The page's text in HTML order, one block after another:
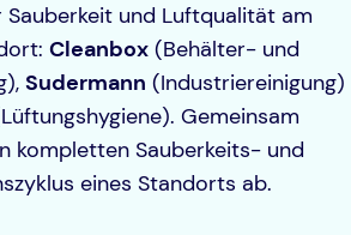
Sauberkeit und Luftqualität am
Cleanbox (Behälter- und
Sudermann (Industriereinigung)
Gemeinsam
kompletten Sauberkeits- und
eines Standorts ab.